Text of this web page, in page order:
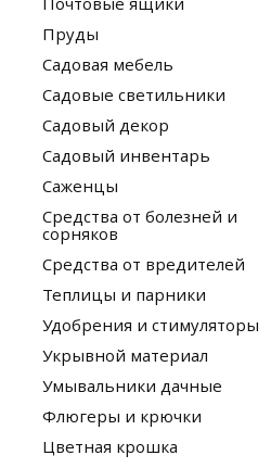
Пруды
Садовая мебель
Садовые светильники
Садовый декор
Садовый инвентарь
Саженцы
Средства от болезней и
сорняков
Средства от вредителей
Теплицы и парники
Удобрения и стимуляторы
Укрывной материал
Умывальники дачные
Флюгеры и крючки
Цветная крошка